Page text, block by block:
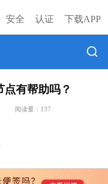
安全 认证 下载APP
有帮助吗？
阅读量： 137